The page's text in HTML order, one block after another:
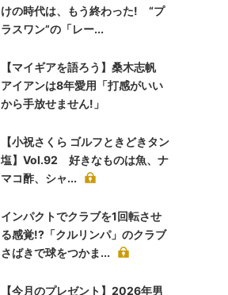
けの時代は、もう終わった! “プ
ラスワン”の「レー...
【マイギアを語ろう】桑木志帆
アイアンは8年愛用「打感がいい
から手放せません!」
【小祝さくら ゴルフときどきタン
塩】Vol.92 好きなものは魚、ナ
マコ酢、シャ...
インパクトでクラブを1回転させ
る感覚!?「クルリンパ」のクラブ
さばきで球をつかま...
【今月のプレゼント】2026年男